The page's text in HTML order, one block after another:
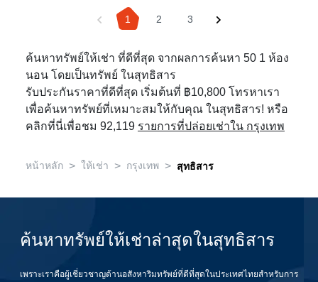
1 2 3
ค้นหาทรัพย์ให้เช่า ที่ดีที่สุด จากผลการค้นหา 50 1 ห้อง
นอน โดยเป็นทรัพย์ ในสุทธิสาร
รับประกันราคาที่ดีที่สุด เริ่มต้นที่ ฿10,800 โทรหาเรา
เพื่อค้นหาทรัพย์ที่เหมาะสมให้กับคุณ ในสุทธิสาร! หรือ
คลิกที่นี่เพื่อชม 92,119 รายการที่ปล่อยเช่าใน กรุงเทพ
หน้าหลัก > ให้เช่า > กรุงเทพ > สุทธิสาร
ค้นหาทรัพย์ให้เช่าล่าสุดในสุทธิสาร
เพราะเราคือผู้เชี่ยวชาญด้านอสังหาริมทรัพย์ที่ดีที่สุดในประเทศไทยสำหรับการ